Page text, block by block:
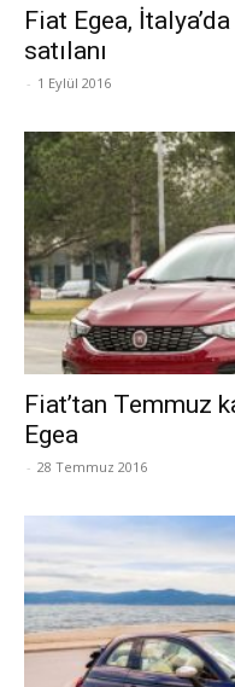
Fiat Egea,
satılanı
- 1 Eylül 2016
Fiat’tan Temmuz
Egea
- 28 Temmuz 2016